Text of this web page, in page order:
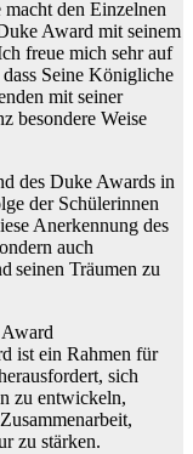
macht den Einzelnen
Award mit seinem
freue mich sehr auf
Seine Königliche
mit seiner
besondere Weise
des Duke Awards in
der Schülerinnen
Anerkennung des
auch
seinen Träumen zu
ist ein Rahmen für
sich
zu entwickeln,
zu stärken.